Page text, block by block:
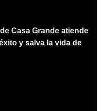
Casa Grande atiende
y salva la vida de